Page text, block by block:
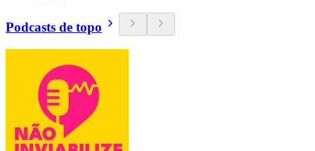
Podcasts de topo